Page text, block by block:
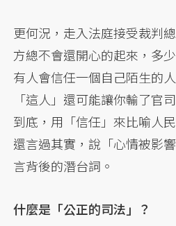
更何況，走入法庭接受裁判
方總不會還開心的起來，多
有人會信任一個自己陌生的
「這人」還可能讓你輸了官
到底，用「信任」來比喻人
還言過其實，說「心情被影
言背後的潛台詞。
什麼是「公正的司法」？